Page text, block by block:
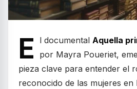
E l documental Aquella
por Mayra Poueriet,
pieza clave para entender el
reconocido de las mujeres en